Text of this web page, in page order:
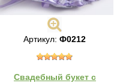
Артикул:Ф0212
Свадебный букет с